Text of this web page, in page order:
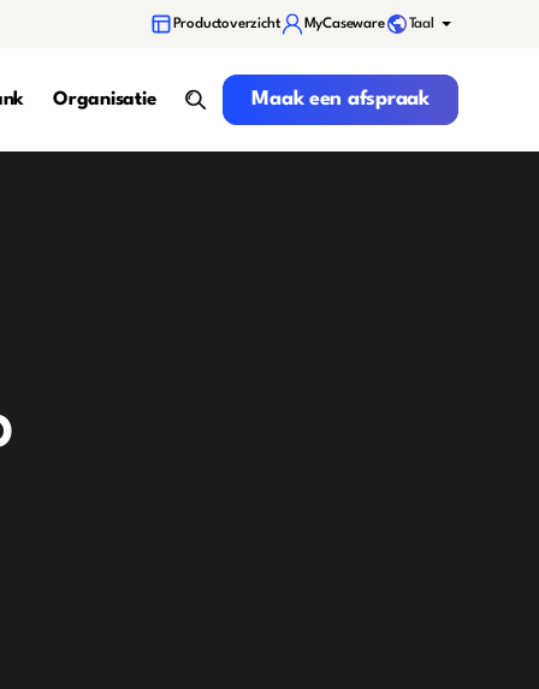
Productoverzicht MyCaseware Taal
Organisatie
search
Maak een afspraak
Maak een afspraak